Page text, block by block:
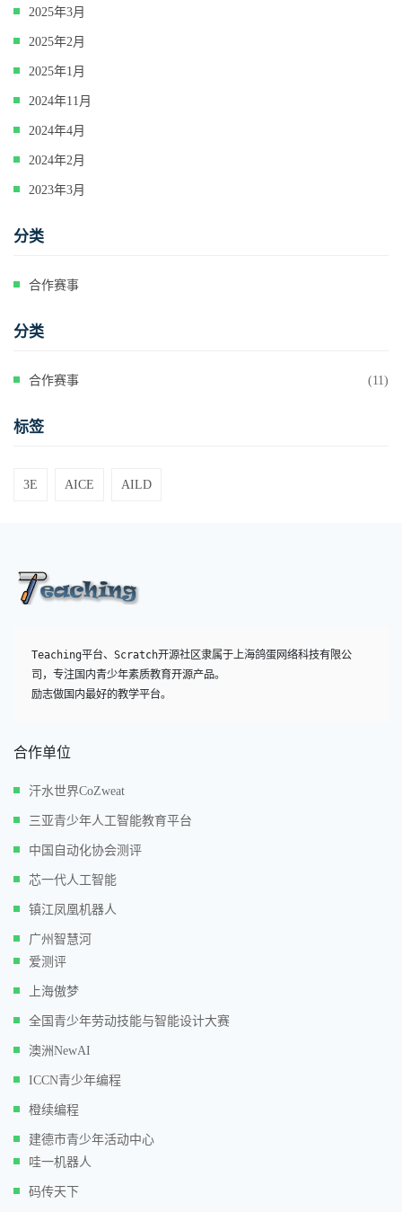
2025年3月
2025年2月
2025年1月
2024年11月
2024年4月
2024年2月
2023年3月
分类
合作赛事
分类
合作赛事 (11)
标签
3E AICE AILD
Teaching平台、Scratch开源社区隶属于上海鸽蛋网络科技有限公
司，专注国内青少年素质教育开源产品。
励志做国内最好的教学平台。
合作单位
汗水世界CoZweat
三亚青少年人工智能教育平台
中国自动化协会测评
芯一代人工智能
镇江凤凰机器人
广州智慧河
爱测评
上海傲梦
全国青少年劳动技能与智能设计大赛
澳洲NewAI
ICCN青少年编程
橙续编程
建德市青少年活动中心
哇一机器人
码传天下